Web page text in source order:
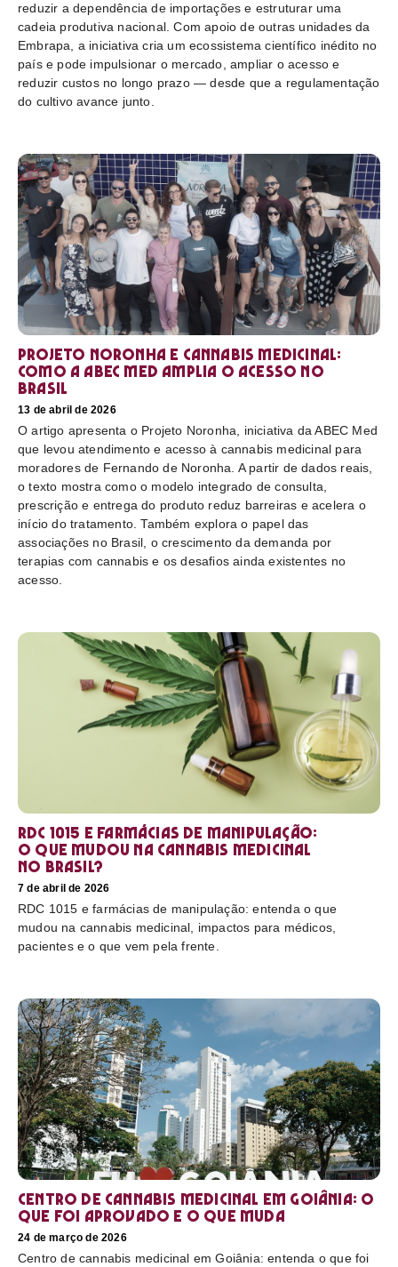
reduzir a dependência de importações e estruturar uma
cadeia produtiva nacional. Com apoio de outras unidades da
Embrapa, a iniciativa cria um ecossistema científico inédito no
país e pode impulsionar o mercado, ampliar o acesso e
reduzir custos no longo prazo — desde que a regulamentação
do cultivo avance junto.
Projeto Noronha e cannabis medicinal:
como a ABEC Med amplia o acesso no
Brasil
13 de abril de 2026
O artigo apresenta o Projeto Noronha, iniciativa da ABEC Med
que levou atendimento e acesso à cannabis medicinal para
moradores de Fernando de Noronha. A partir de dados reais,
o texto mostra como o modelo integrado de consulta,
prescrição e entrega do produto reduz barreiras e acelera o
início do tratamento. Também explora o papel das
associações no Brasil, o crescimento da demanda por
terapias com cannabis e os desafios ainda existentes no
acesso.
RDC 1015 e farmácias de manipulação:
o que mudou na cannabis medicinal
no Brasil?
7 de abril de 2026
RDC 1015 e farmácias de manipulação: entenda o que
mudou na cannabis medicinal, impactos para médicos,
pacientes e o que vem pela frente.
Centro de cannabis medicinal em Goiânia: o
que foi aprovado e o que muda
24 de março de 2026
Centro de cannabis medicinal em Goiânia: entenda o que foi